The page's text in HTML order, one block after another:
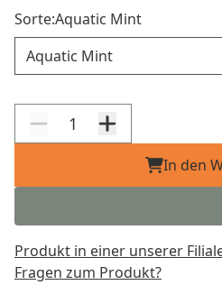
Sorte:Aquatic Mint
In den
Produkt in einer unserer
Fragen zum Produkt?